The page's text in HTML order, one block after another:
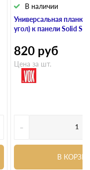
Универсальная планка
угол) к панели Solid
В наличии
820 руб
Цена за шт.
-
В